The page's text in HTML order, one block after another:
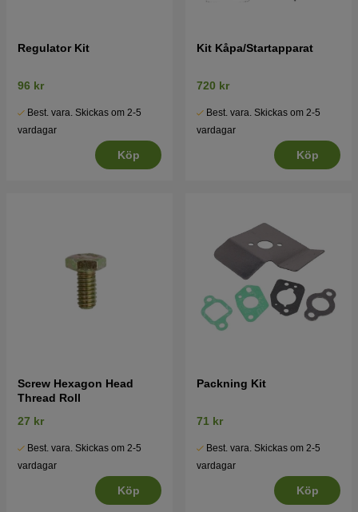
Regulator Kit
96 kr
Best. vara. Skickas om 2-5
vardagar
Köp
Kit Kåpa/Startapparat
720 kr
Best. vara. Skickas om 2-5
vardagar
Köp
Screw Hexagon Head
Thread Roll
27 kr
Best. vara. Skickas om 2-5
vardagar
Köp
Packning Kit
71 kr
Best. vara. Skickas om 2-5
vardagar
Köp